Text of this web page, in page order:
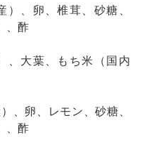
、卵、椎茸、砂糖、
、酢
、大葉、もち米（国内
、卵、レモン、砂糖、
、酢